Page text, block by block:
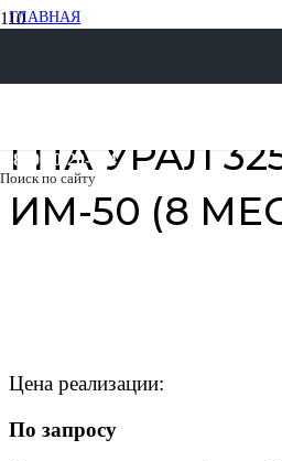
8 800 30-20-174
Поиск по сайту
ГЛАВНАЯ
ГПА УРАЛ 325512 КМУ ИМ-50 (8
ГПА УРАЛ
ИМ-50 (8
Цена реализации:
По запросу